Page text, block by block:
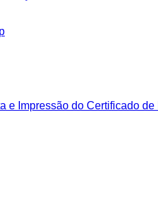
e Impressão do Certificado